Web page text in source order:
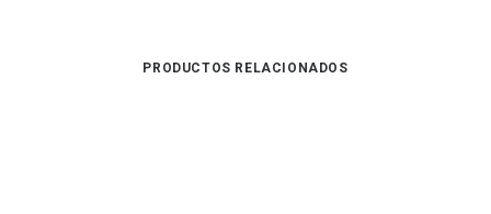
PRODUCTOS RELACIONADOS